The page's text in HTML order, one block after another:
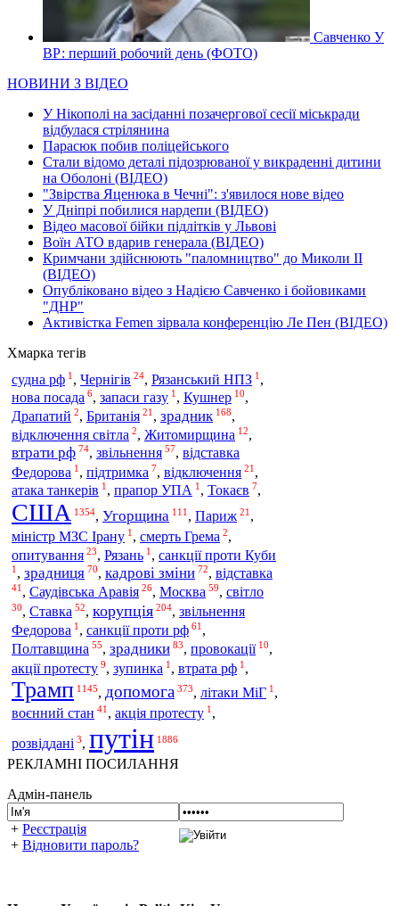
Савченко У
ВР: перший робочий день (ФОТО)
НОВИНИ З ВІДЕО
У Нікополі на засіданні позачергової сесії міськради
відбулася стрілянина
Парасюк побив поліцейського
Стали відомо деталі підозрюваної у викраденні дитини
на Оболоні (ВІДЕО)
"Звірства Яценюка в Чечні": з'явилося нове відео
У Дніпрі побилися нардепи (ВІДЕО)
Відео масової бійки підлітків у Львові
Воїн АТО вдарив генерала (ВІДЕО)
Кримчани здійснюють "паломництво" до Миколи ІІ
(ВІДЕО)
Опубліковано відео з Надією Савченко і бойовиками
"ДНР"
Активістка Femen зірвала конференцію Ле Пен (ВІДЕО)
Хмарка тегів
судна рф 1 , Чернігів 24, Рязанський НПЗ 1 ,
нова посада 6, запаси газу 1 , Кушнер 10,
Драпатий 2, Британія 21 , зрадник 168,
відключення світла 2, Житомирщина 12,
втрати рф 74, звільнення 57, відставка
Федорова 1 , підтримка 7, відключення 21 ,
атака танкерів 1 , прапор УПА 1 , Токаєв 7,
США 1354, Угорщина 111 , Париж 21 ,
міністр МЗС Ірану 1 , смерть Грема 2,
опитування 23, Рязань 1 , санкції проти Куби
1 , зрадниця 70, кадрові зміни 72, відставка
41 , Саудівська Аравія 26, Москва 59, світло
30, Ставка 52, корупція 204, звільнення
Федорова 1 , санкції проти рф 61 ,
Полтавщина 55, зрадники 83, провокації 10,
акції протесту 9, зупинка 1 , втрата рф 1 ,
Трамп 1145, допомога 373, літаки МіГ 1 ,
воєнний стан 41 , акція протесту 1 ,
розвіддані 3, путін 1886
РЕКЛАМНІ ПОСИЛАННЯ
Адмін-панель
+ Реєстрація
+ Відновити пароль?